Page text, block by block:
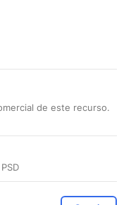
de este recurso.